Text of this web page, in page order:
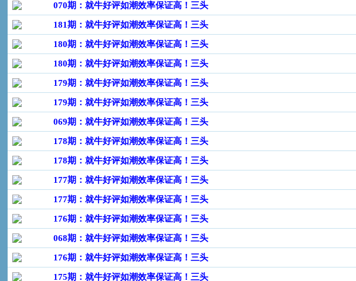
070期：就牛好评如潮效率保证高！三头
181期：就牛好评如潮效率保证高！三头
180期：就牛好评如潮效率保证高！三头
180期：就牛好评如潮效率保证高！三头
179期：就牛好评如潮效率保证高！三头
179期：就牛好评如潮效率保证高！三头
069期：就牛好评如潮效率保证高！三头
178期：就牛好评如潮效率保证高！三头
178期：就牛好评如潮效率保证高！三头
177期：就牛好评如潮效率保证高！三头
177期：就牛好评如潮效率保证高！三头
176期：就牛好评如潮效率保证高！三头
068期：就牛好评如潮效率保证高！三头
176期：就牛好评如潮效率保证高！三头
175期：就牛好评如潮效率保证高！三头